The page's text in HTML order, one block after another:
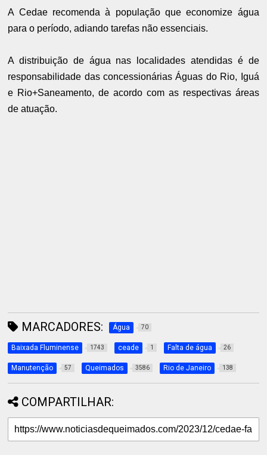
A Cedae recomenda à população que economize água
para o período, adiando tarefas não essenciais.
A distribuição de água nas localidades atendidas é de
responsabilidade das concessionárias Águas do Rio, Iguá
e Rio+Saneamento, de acordo com as respectivas áreas
de atuação.
MARCADORES: Água 70
Baixada Fluminense 1743 ceade 1 Falta de água 26
Manutenção 57 Queimados 3586 Rio de Janeiro 138
COMPARTILHAR: